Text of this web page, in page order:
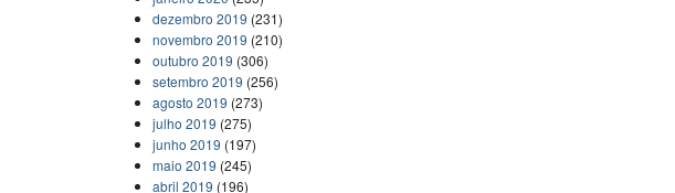
dezembro 2019 (231)
novembro 2019 (210)
outubro 2019 (306)
setembro 2019 (256)
agosto 2019 (273)
julho 2019 (275)
junho 2019 (197)
maio 2019 (245)
abril 2019 (196)